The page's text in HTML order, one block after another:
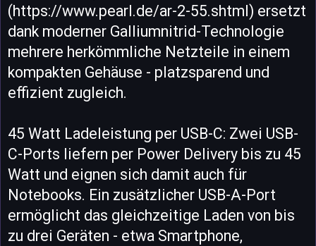
(https://www.pearl.de/ar-2-55.shtml) ersetzt
dank moderner Galliumnitrid-Technologie
mehrere herkömmliche Netzteile in einem
kompakten Gehäuse - platzsparend und
effizient zugleich.
45 Watt Ladeleistung per USB-C: Zwei USB-
C-Ports liefern per Power Delivery bis zu 45
Watt und eignen sich damit auch für
Notebooks. Ein zusätzlicher USB-A-Port
ermöglicht das gleichzeitige Laden von bis
zu drei Geräten - etwa Smartphone,